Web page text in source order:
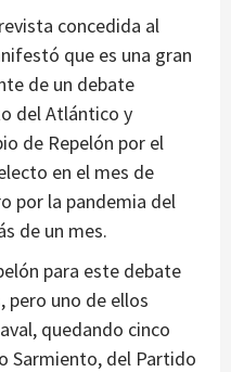
concedida al
que es una gran
de un debate
del Atlántico y
de Repelón por el
en el mes de
por la pandemia del
de un mes.
para este debate
pero uno de ellos
quedando cinco
Sarmiento, del Partido